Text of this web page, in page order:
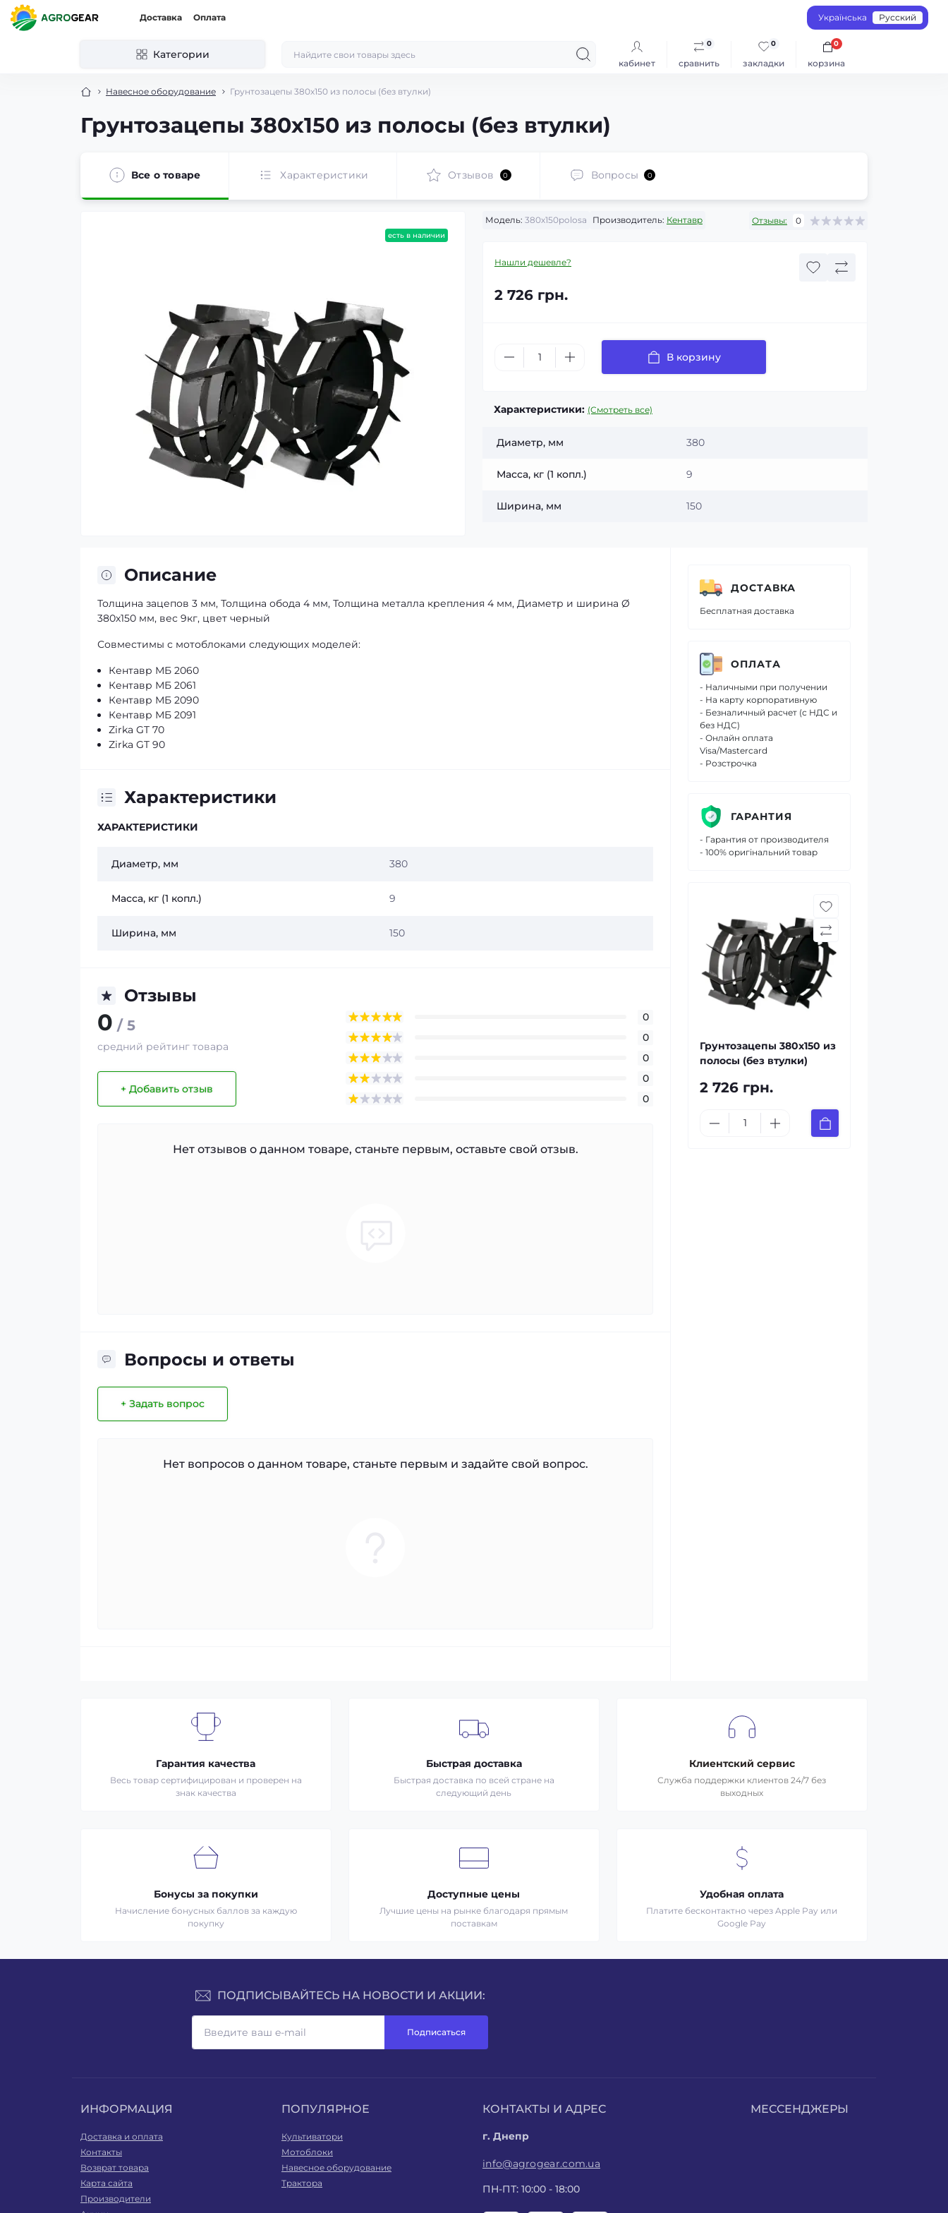
Доставка Оплата Українська Русский
Категории
кабинет сравнить
0
закладки
0
корзина
0
Навесное оборудование Грунтозацепы 380х150 из полосы (без втулки)
Грунтозацепы 380х150 из полосы (без втулки)
Все о товаре Характеристики Отзывов 0 Вопросы 0
есть в наличии
Модель: 380х150polosa Производитель: Кентавр Отзывы: 0
Нашли дешевле?
2 726 грн.
В корзину
Характеристики: (Смотреть все)
Диаметр, мм 380
Масса, кг (1 копл.) 9
Ширина, мм 150
Описание
Толщина зацепов 3 мм, Толщина обода 4 мм, Толщина металла крепления 4 мм, Диаметр и ширина Ø
380х150 мм, вес 9кг, цвет черный
Совместимы с мотоблоками следующих моделей:
Кентавр МБ 2060
Кентавр МБ 2061
Кентавр МБ 2090
Кентавр МБ 2091
Zirka GT 70
Zirka GT 90
Характеристики
ХАРАКТЕРИСТИКИ
Диаметр, мм 380
Масса, кг (1 копл.) 9
Ширина, мм 150
Отзывы
0 / 5
средний рейтинг товара
+ Добавить отзыв
0
0
0
0
0
Нет отзывов о данном товаре, станьте первым, оставьте свой отзыв.
Вопросы и ответы
+ Задать вопрос
Нет вопросов о данном товаре, станьте первым и задайте свой вопрос.
ДОСТАВКА
Бесплатная доставка
ОПЛАТА
- Наличными при получении
- На карту корпоративную
- Безналичный расчет (с НДС и
без НДС)
- Онлайн оплата
Visa/Mastercard
- Розстрочка
ГАРАНТИЯ
- Гарантия от производителя
- 100% оригінальний товар
Грунтозацепы 380х150 из
полосы (без втулки)
2 726 грн.
Гарантия качества
Весь товар сертифицирован и проверен на
знак качества
Быстрая доставка
Быстрая доставка по всей стране на
следующий день
Клиентский сервис
Служба поддержки клиентов 24/7 без
выходных
Бонусы за покупки
Начисление бонусных баллов за каждую
покупку
Доступные цены
Лучшие цены на рынке благодаря прямым
поставкам
Удобная оплата
Платите бесконтактно через Apple Pay или
Google Pay
ПОДПИСЫВАЙТЕСЬ НА НОВОСТИ И АКЦИИ:
Подписаться
ИНФОРМАЦИЯ
Доставка и оплата
Контакты
Возврат товара
Карта сайта
Производители
ПОПУЛЯРНОЕ
Культиватори
Мотоблоки
Навесное оборудование
Трактора
КОНТАКТЫ И АДРЕС
г. Днепр
info@agrogear.com.ua
ПН-ПТ: 10:00 - 18:00
МЕССЕНДЖЕРЫ